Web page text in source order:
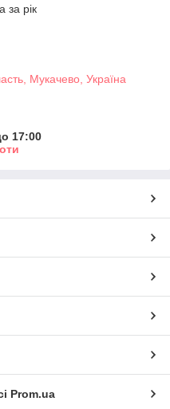
за рік
Мукачево, Україна
17:00
Prom.ua